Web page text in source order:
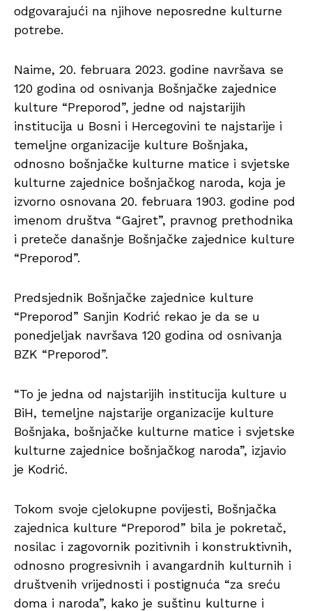
odgovarajući na njihove neposredne kulturne
potrebe.
Naime, 20. februara 2023. godine navršava se
120 godina od osnivanja Bošnjačke zajednice
kulture “Preporod”, jedne od najstarijih
institucija u Bosni i Hercegovini te najstarije i
temeljne organizacije kulture Bošnjaka,
odnosno bošnjačke kulturne matice i svjetske
kulturne zajednice bošnjačkog naroda, koja je
izvorno osnovana 20. februara 1903. godine pod
imenom društva “Gajret”, pravnog prethodnika
i preteče današnje Bošnjačke zajednice kulture
“Preporod”.
Predsjednik Bošnjačke zajednice kulture
“Preporod” Sanjin Kodrić rekao je da se u
ponedjeljak navršava 120 godina od osnivanja
BZK “Preporod”.
“To je jedna od najstarijih institucija kulture u
BiH, temeljne najstarije organizacije kulture
Bošnjaka, bošnjačke kulturne matice i svjetske
kulturne zajednice bošnjačkog naroda”, izjavio
je Kodrić.
Tokom svoje cjelokupne povijesti, Bošnjačka
zajednica kulture “Preporod” bila je pokretač,
nosilac i zagovornik pozitivnih i konstruktivnih,
odnosno progresivnih i avangardnih kulturnih i
društvenih vrijednosti i postignuća “za sreću
doma i naroda”, kako je suštinu kulturne i